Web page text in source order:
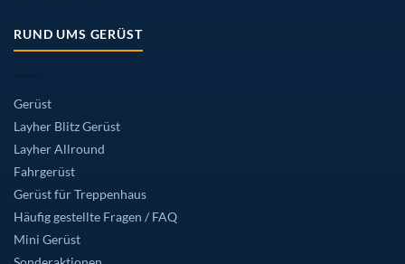
RUND UMS GERÜST
Gerüst
Layher Blitz Gerüst
Layher Allround
Fahrgerüst
Gerüst für Treppenhaus
Häufig gestellte Fragen / FAQ
Mini Gerüst